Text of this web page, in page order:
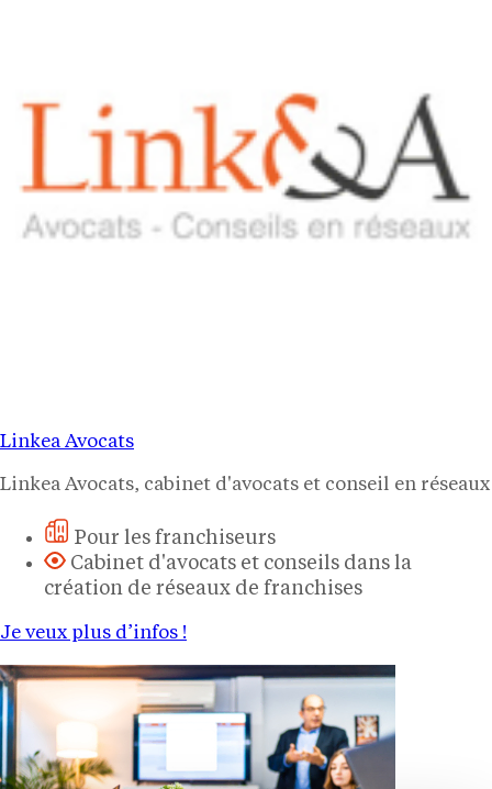
Linkea Avocats
Linkea Avocats, cabinet d'avocats et conseil en réseaux
Pour les franchiseurs
Cabinet d'avocats et conseils dans la
création de réseaux de franchises
Je veux plus d’infos !